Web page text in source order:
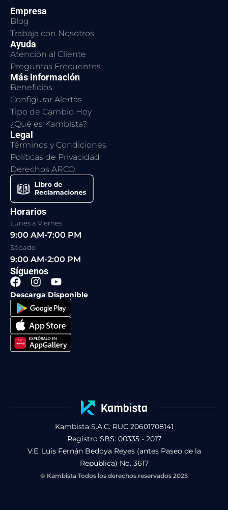
Empresa
Blog
Trabaja con Nosotros
Ayuda
Atención al Cliente
Preguntas Frecuentes
Más información
Beneficios
Configurar Alertas
Tipo de Cambio Hoy
¿Qué es Kambista?
Legal
Términos y Condiciones
Políticas de Privacidad
Derechos ARCO
Horarios
Lunes a Viernes
9:00 AM-7:00 PM
Sábado
9:00 AM-2:00 PM
Síguenos
F
a
c
e
b
o
o
k
I
n
s
t
a
g
r
a
Y
o
u
t
u
b
e
Descarga Disponible
Kambista S.A.C. RUC 20601708141
Registro SBS: 00335 - 2017
V.E. Luis Fernán Bedoya Reyes (antes Paseo de la
República) No. 3617
© Kambista Todos los derechos reservados 2025